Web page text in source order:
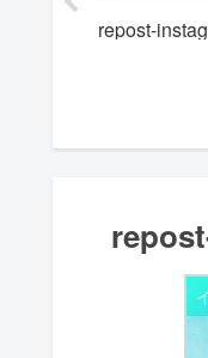
repost-